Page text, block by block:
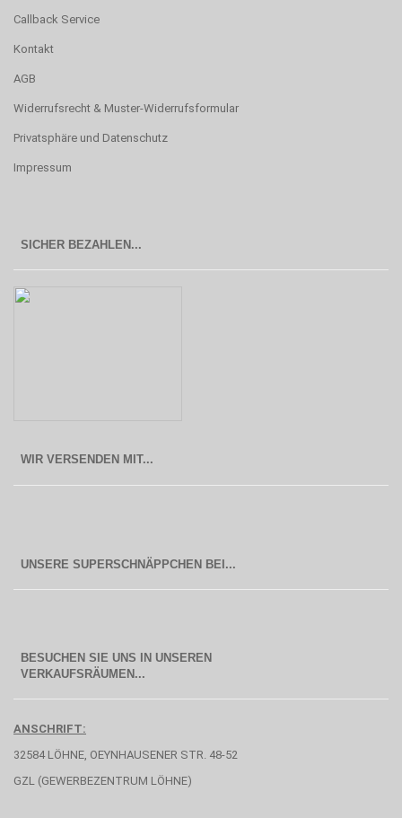
Callback Service
Kontakt
AGB
Widerrufsrecht & Muster-Widerrufsformular
Privatsphäre und Datenschutz
Impressum
SICHER BEZAHLEN...
WIR VERSENDEN MIT...
BESUCHEN SIE UNS IN UNSEREN
VERKAUFSRÄUMEN...
ANSCHRIFT:
32584 LÖHNE, OEYNHAUSENER STR. 48-52
GZL (GEWERBEZENTRUM LÖHNE)